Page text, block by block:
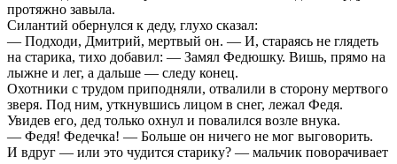
протяжно завыла.
Силантий обернулся к деду, глухо сказал:
— Подходи, Дмитрий, мертвый он. — И, стараясь не глядеть
на старика, тихо добавил: — Замял Федюшку. Вишь, прямо на
лыжне и лег, а дальше — следу конец.
Охотники с трудом приподняли, отвалили в сторону мертвого
зверя. Под ним, уткнувшись лицом в снег, лежал Федя.
Увидев его, дед только охнул и повалился возле внука.
— Федя! Федечка! — Больше он ничего не мог выговорить.
И вдруг — или это чудится старику? — мальчик поворачивает